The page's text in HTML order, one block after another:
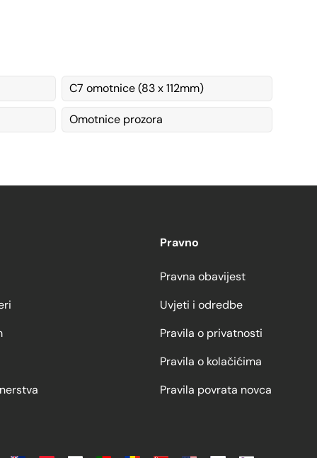
C7 omotnice (83 x 112mm)
Omotnice prozora
Pravno
Pravna obavijest
Uvjeti i odredbe
Pravila o privatnosti
Pravila o kolačićima
Pravila povrata novca